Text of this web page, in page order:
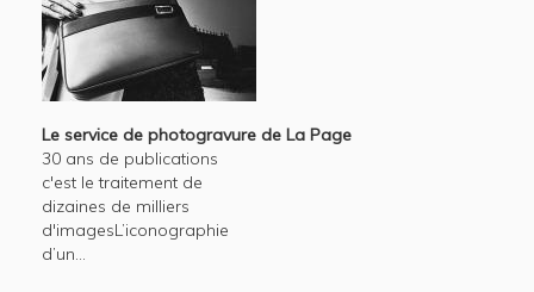
Le service de photogravure de La Page
30 ans de publications
c'est le traitement de
dizaines de milliers
d'imagesL’iconographie
d’un...